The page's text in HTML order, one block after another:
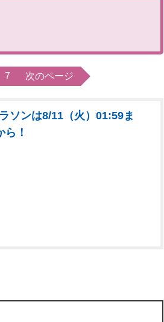
7 次のページ
ソンは8/11（火）01:59ま
！